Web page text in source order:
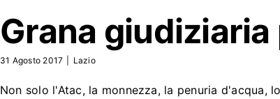
Grana
31 Agosto 2017 Lazio
Non solo l'Atac, la monnezza, la penuria